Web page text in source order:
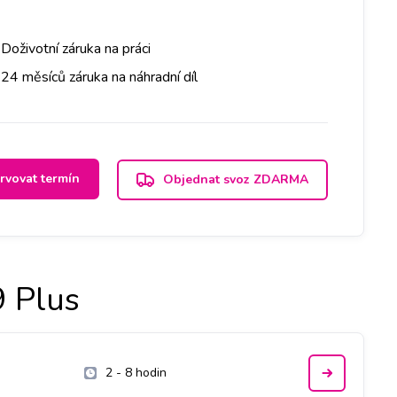
Doživotní záruka na práci
24 měsíců záruka na náhradní díl
termín Objednat svoz ZDARMA
Plus
2 - 8 hodin